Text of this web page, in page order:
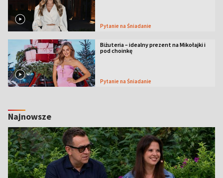
Pytanie na Śniadanie
Biżuteria – idealny prezent na Mikołajki i
pod choinkę
Pytanie na Śniadanie
Najnowsze